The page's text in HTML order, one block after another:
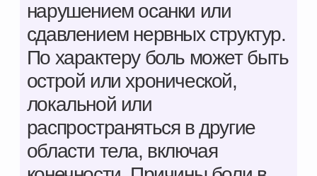
спине разнообразны и
включают как
функциональные, так и
структурные изменения. Для
точного определения
источника боли требуется
комплексная оценка состояния
позвоночника, мышц и
нервной системы